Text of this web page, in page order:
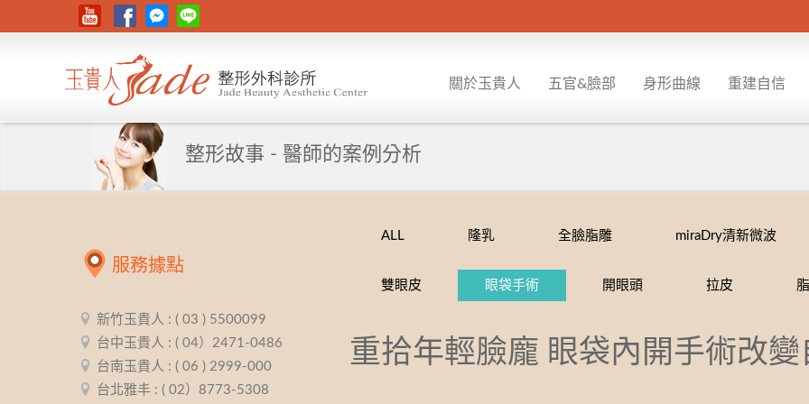
關於玉貴人 五官&臉部 身形曲線 重建自信
整形故事 - 醫師的案例分析
服務據點
新竹玉貴人 : ( 03 ) 5500099
台中玉貴人 : ( 04）2471-0486
台南玉貴人 : ( 06 ) 2999-000
台北雅丰 : ( 02）8773-5308
ALL 隆乳 全臉脂雕 miraDry清新微波
雙眼皮 眼袋手術 開眼頭 拉皮
重拾年輕臉龐 眼袋內開手術改